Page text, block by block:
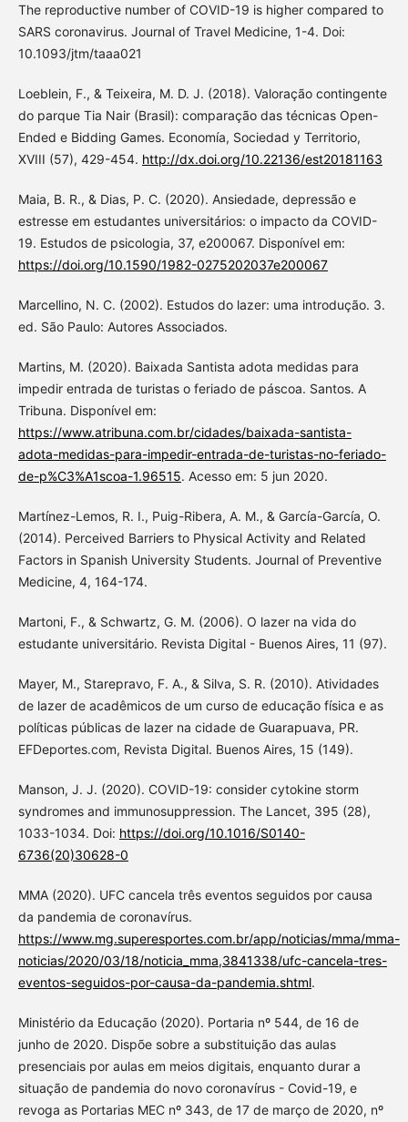
The reproductive number of COVID-19 is higher compared to
SARS coronavirus. Journal of Travel Medicine, 1-4. Doi:
10.1093/jtm/taaa021
Loeblein, F., & Teixeira, M. D. J. (2018). Valoração contingente
do parque Tia Nair (Brasil): comparação das técnicas Open-
Ended e Bidding Games. Economía, Sociedad y Territorio,
XVIII (57), 429-454. http://dx.doi.org/10.22136/est20181163
Maia, B. R., & Dias, P. C. (2020). Ansiedade, depressão e
estresse em estudantes universitários: o impacto da COVID-
19. Estudos de psicologia, 37, e200067. Disponível em:
https://doi.org/10.1590/1982-0275202037e200067
Marcellino, N. C. (2002). Estudos do lazer: uma introdução. 3.
ed. São Paulo: Autores Associados.
Martins, M. (2020). Baixada Santista adota medidas para
impedir entrada de turistas o feriado de páscoa. Santos. A
Tribuna. Disponível em:
https://www.atribuna.com.br/cidades/baixada-santista-
adota-medidas-para-impedir-entrada-de-turistas-no-feriado-
de-p%C3%A1scoa-1.96515. Acesso em: 5 jun 2020.
Martínez-Lemos, R. I., Puig-Ribera, A. M., & García-García, O.
(2014). Perceived Barriers to Physical Activity and Related
Factors in Spanish University Students. Journal of Preventive
Medicine, 4, 164-174.
Martoni, F., & Schwartz, G. M. (2006). O lazer na vida do
estudante universitário. Revista Digital - Buenos Aires, 11 (97).
Mayer, M., Starepravo, F. A., & Silva, S. R. (2010). Atividades
de lazer de acadêmicos de um curso de educação física e as
políticas públicas de lazer na cidade de Guarapuava, PR.
EFDeportes.com, Revista Digital. Buenos Aires, 15 (149).
Manson, J. J. (2020). COVID-19: consider cytokine storm
syndromes and immunosuppression. The Lancet, 395 (28),
1033-1034. Doi: https://doi.org/10.1016/S0140-
6736(20)30628-0
MMA (2020). UFC cancela três eventos seguidos por causa
da pandemia de coronavírus.
https://www.mg.superesportes.com.br/app/noticias/mma/mma-
noticias/2020/03/18/noticia_mma,3841338/ufc-cancela-tres-
eventos-seguidos-por-causa-da-pandemia.shtml.
Ministério da Educação (2020). Portaria nº 544, de 16 de
junho de 2020. Dispõe sobre a substituição das aulas
presenciais por aulas em meios digitais, enquanto durar a
situação de pandemia do novo coronavírus - Covid-19, e
revoga as Portarias MEC nº 343, de 17 de março de 2020, nº